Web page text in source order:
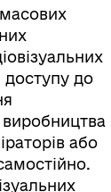
доступу до
або